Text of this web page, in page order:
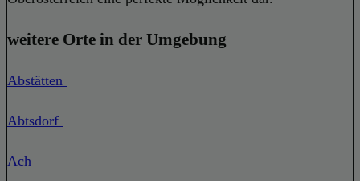
weitere Orte in der Umgebung
Abstätten
Abtsdorf
Ach